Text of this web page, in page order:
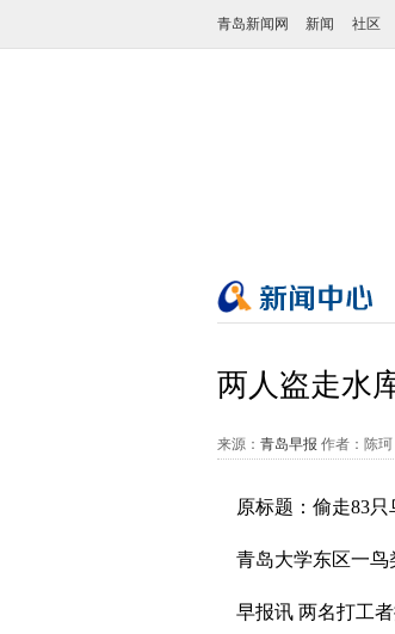
青岛新闻网 新闻 社区
两人盗走水
来源： 青岛早报 作者：陈珂
原标题：偷走83只
青岛大学东区一鸟
早报讯 两名打工者